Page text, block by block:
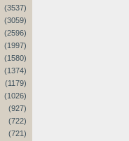
(3537)
(3059)
(2596)
(1997)
(1580)
(1374)
(1179)
(1026)
(927)
(722)
(721)